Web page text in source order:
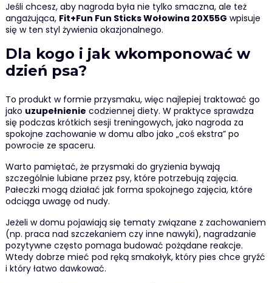
Jeśli chcesz, aby nagroda była nie tylko smaczna, ale też
angażująca, Fit+Fun Fun Sticks Wołowina 20X55G wpisuje
się w ten styl żywienia okazjonalnego.
Dla kogo i jak wkomponować w
dzień psa?
To produkt w formie przysmaku, więc najlepiej traktować go
jako uzupełnienie codziennej diety. W praktyce sprawdza
się podczas krótkich sesji treningowych, jako nagroda za
spokojne zachowanie w domu albo jako „coś ekstra” po
powrocie ze spaceru.
Warto pamiętać, że przysmaki do gryzienia bywają
szczególnie lubiane przez psy, które potrzebują zajęcia.
Pałeczki mogą działać jak forma spokojnego zajęcia, które
odciąga uwagę od nudy.
Jeżeli w domu pojawiają się tematy związane z zachowaniem
(np. praca nad szczekaniem czy inne nawyki), nagradzanie
pozytywne często pomaga budować pożądane reakcje.
Wtedy dobrze mieć pod ręką smakołyk, który pies chce gryźć
i który łatwo dawkować.